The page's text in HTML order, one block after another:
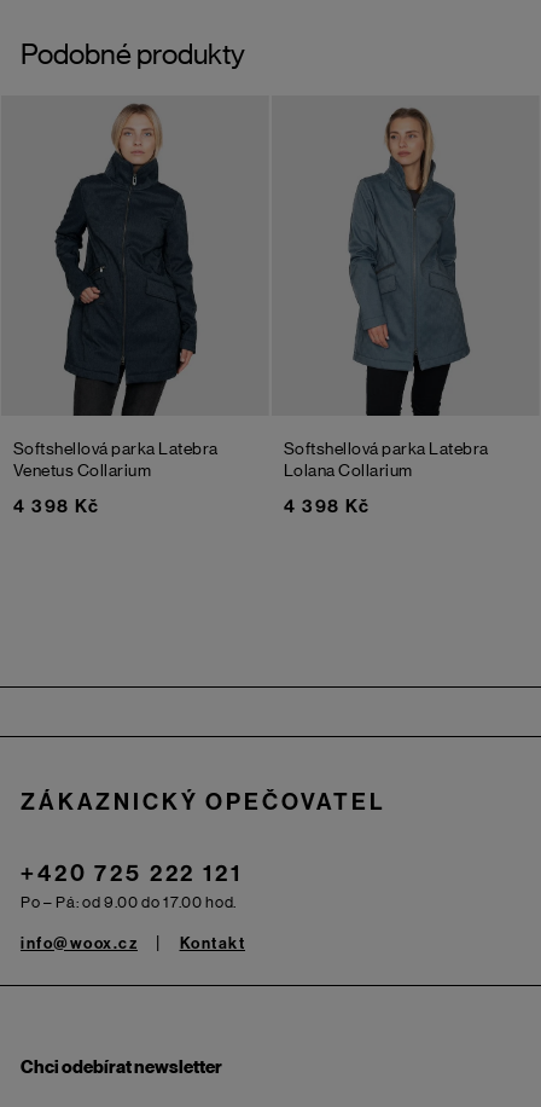
Podobné produkty
Softshellová parka Latebra
Venetus Collarium
4 398 Kč
Softshellová parka Latebra
Lolana Collarium
4 398 Kč
ZÁKAZNICKÝ OPEČOVATEL
+420 725 222 121
Po – Pá: od 9.00 do 17.00 hod.
info@woox.cz Kontakt
Chci odebírat newsletter